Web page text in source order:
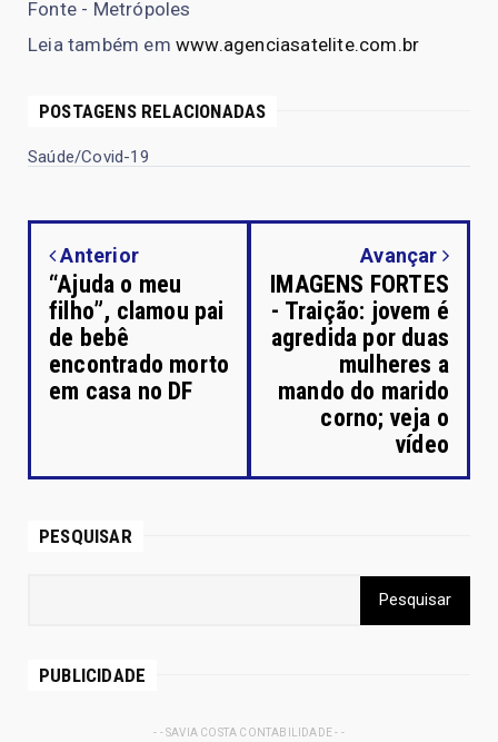
Fonte - Metrópoles
Leia também em www.agenciasatelite.com.br
POSTAGENS RELACIONADAS
Saúde/Covid-19
Anterior
“Ajuda o meu
filho”, clamou pai
de bebê
encontrado morto
em casa no DF
Avançar
IMAGENS FORTES
- Traição: jovem é
agredida por duas
mulheres a
mando do marido
corno; veja o
vídeo
PESQUISAR
PUBLICIDADE
- - SAVIA COSTA CONTABILIDADE - -